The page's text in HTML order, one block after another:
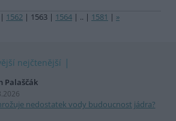
| 1562 | 1563 | 1564 | .. | 1581 | »
nejčtenější
Palaščák
nedostatek vody budoucnost jádra?